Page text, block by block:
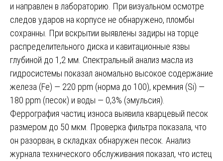
и направлен в лабораторию. При визуальном осмотре
следов ударов на корпусе не обнаружено, пломбы
сохранны. При вскрытии выявлены задиры на торце
распределительного диска и кавитационные язвы
глубиной до 1,2 мм. Спектральный анализ масла из
гидросистемы показал аномально высокое содержание
железа (Fe) — 220 ppm (норма до 100), кремния (Si) —
180 ppm (песок) и воды — 0,3% (эмульсия).
Феррография частиц износа выявила кварцевый песок
размером до 50 мкм. Проверка фильтра показала, что
он разорван, в складках обнаружен песок. Анализ
журнала технического обслуживания показал, что истец